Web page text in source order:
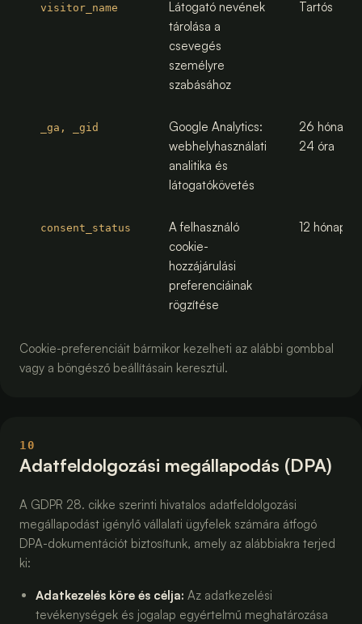
visitor_name
Látogató nevének
tárolása a
csevegés
személyre
szabásához
Tartós
_ga, _gid
Google Analytics:
webhelyhasználati
analitika és
látogatókövetés
26 hónap /
24 óra
consent_status
A felhasználó
cookie-
hozzájárulási
preferenciáinak
rögzítése
12 hónap
Cookie-preferenciáit bármikor kezelheti az alábbi gombbal
vagy a böngésző beállításain keresztül.
10
Adatfeldolgozási megállapodás (DPA)
A GDPR 28. cikke szerinti hivatalos adatfeldolgozási
megállapodást igénylő vállalati ügyfelek számára átfogó
DPA-dokumentációt biztosítunk, amely az alábbiakra terjed
ki:
Adatkezelés köre és célja: Az adatkezelési
tevékenységek és jogalap egyértelmű meghatározása